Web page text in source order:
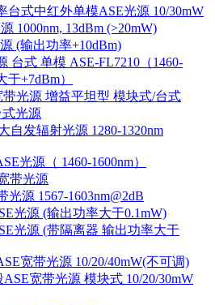
台式中红外单模ASE光源 10/30mW
1000nm, 13dBm (>20mW)
(输出功率+10dBm)
台式 单模 ASE-FL7210（1460-
于+7dBm）
带光源 增益平坦型 模块式/台式
式光源
自发辐射光源 1280-1320nm
光源（ 1460-1600nm）
带光源
光源 1567-1603nm@2dB
光源 (输出功率大于0.1mW)
光源 (带隔离器 输出功率大于
宽带光源 10/20/40mW(不可调)
ASE宽带光源 模块式 10/20/30mW